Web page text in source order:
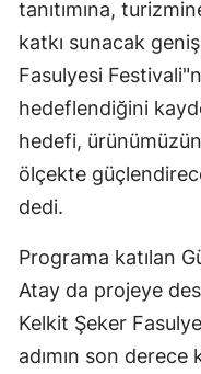
tanıtımına,
katkı sunacak
Fasulyesi
hedeflendiğini
hedefi,
ölçekte
dedi.
Programa katılan
Atay da projeye
Kelkit Şeker
adımın son